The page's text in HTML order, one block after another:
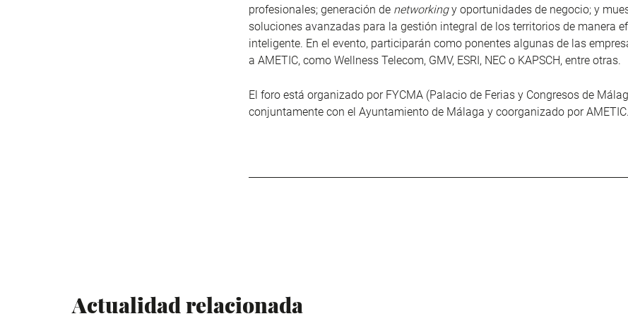
profesionales; generación de networkingy oportunidades de negocio; y
soluciones avanzadas para la gestión integral de los territorios de manera
inteligente. En el evento, participarán como ponentes algunas de las
a AMETIC, como Wellness Telecom, GMV, ESRI, NEC o KAPSCH, entre otras.
El foro está organizado por FYCMA (Palacio de Ferias y Congresos de
conjuntamente con el Ayuntamiento de Málaga y coorganizado por AMETIC.
Actualidad relacionada